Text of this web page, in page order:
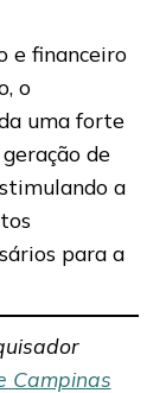
e financeiro
o
uma forte
de
a
para a
Campinas